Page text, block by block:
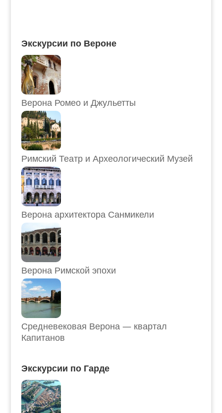
Экскурсии по Вероне
Верона Ромео и Джульетты
Римский Театр и Археологический Музей
Верона архитектора Санмикели
Верона Римской эпохи
Средневековая Верона — квартал
Капитанов
Экскурсии по Гарде